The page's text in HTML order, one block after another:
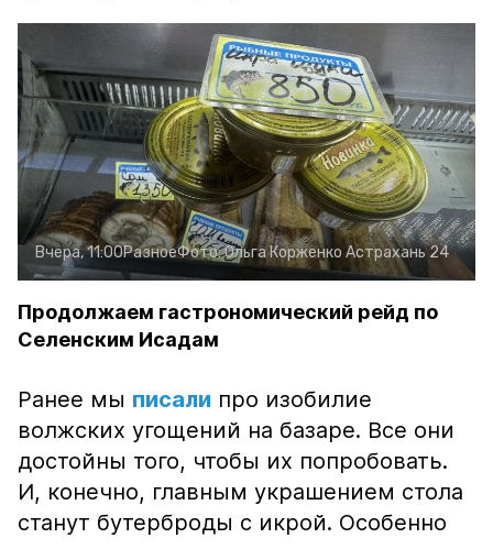
Вчера, 11:00РазноеФото:Ольга Корженко Астрахань 24
Продолжаем гастрономический рейд по
Селенским Исадам
Ранее мы писали про изобилие
волжских угощений на базаре. Все они
достойны того, чтобы их попробовать.
И, конечно, главным украшением стола
станут бутерброды с икрой. Особенно